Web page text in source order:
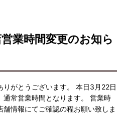
業時間変更のお知ら
りがとうございます。 本日3月22日
通常営業時間となります。 営業時
情報にてご確認の程お願い致しま